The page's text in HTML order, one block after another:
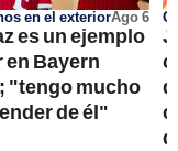
en el exteriorAgo 6
es un ejemplo
en Bayern
"tengo mucho
de él"